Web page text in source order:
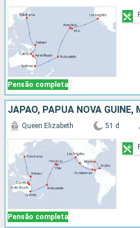
Pensão completa
Pensão completa
Queen Elizabeth 51 d